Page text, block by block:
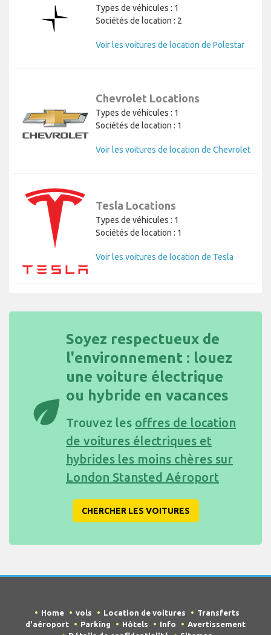
Types de véhicules : 1
Sociétés de location : 2
Voir les voitures de location de Polestar
Chevrolet Locations
Types de véhicules : 1
Sociétés de location : 1
Voir les voitures de location de Chevrolet
Tesla Locations
Types de véhicules : 1
Sociétés de location : 1
Voir les voitures de location de Tesla
eco
Soyez respectueux de
l'environnement : louez
une voiture électrique
ou hybride en vacances
Trouvez les offres de location
de voitures électriques et
hybrides les moins chères sur
London Stansted Aéroport
CHERCHER LES VOITURES
Home vols Location de voitures
Transferts
d'aéroport
Parking Hôtels Info
Avertissement